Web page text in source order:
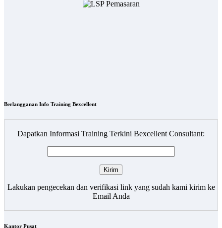
Berlangganan Info Training Bexcellent
Dapatkan Informasi Training Terkini Bexcellent Consultant:
Lakukan pengecekan dan verifikasi link yang sudah kami kirim ke
Email Anda
Kantor Pusat